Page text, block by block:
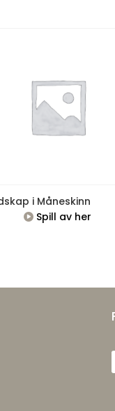
i Måneskinn
Spill av her